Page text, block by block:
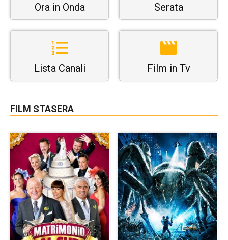
Ora in Onda Serata
Lista Canali Film in Tv
FILM STASERA